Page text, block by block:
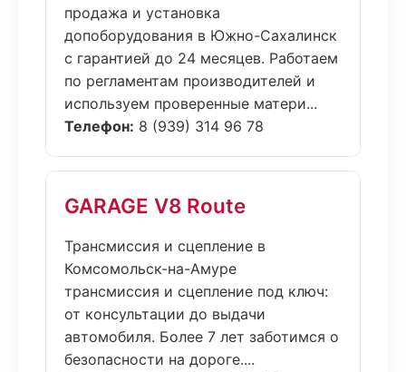
продажа и установка
допоборудования в Южно-Сахалинск
с гарантией до 24 месяцев. Работаем
по регламентам производителей и
используем проверенные матери...
Телефон: 8 (939) 314 96 78
GARAGE V8 Route
Трансмиссия и сцепление в
Комсомольск-на-Амуре
трансмиссия и сцепление под ключ:
от консультации до выдачи
автомобиля. Более 7 лет заботимся о
безопасности на дороге....